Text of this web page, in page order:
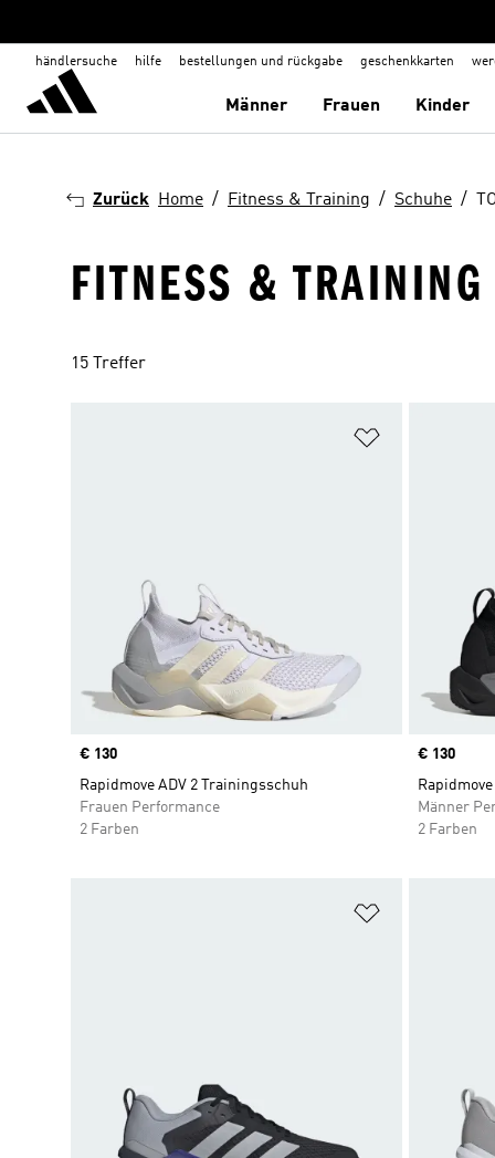
händlersuche hilfe bestellungen und rückgabe geschenkkarten
Männer Frauen Kinder
Zurück Home Fitness & Training Schuhe
FITNESS & TRAINING
15 Treffer
Price
€ 130
Rapidmove ADV 2 Trainingsschuh
Frauen Performance
2 Farben
Price
€ 130
Männer
2 Farben